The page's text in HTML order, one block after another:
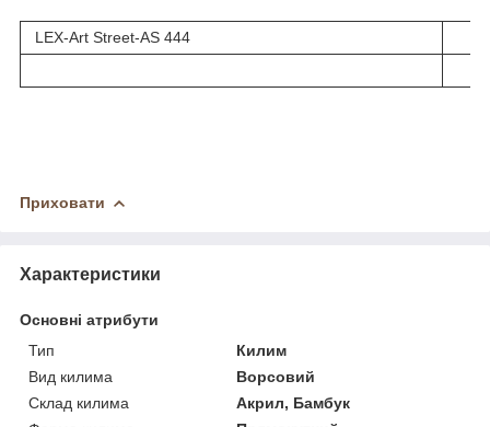
LEX-Art Street-AS 444
Приховати
Характеристики
Основні атрибути
Тип
Килим
Вид килима
Ворсовий
Склад килима
Акрил, Бамбук